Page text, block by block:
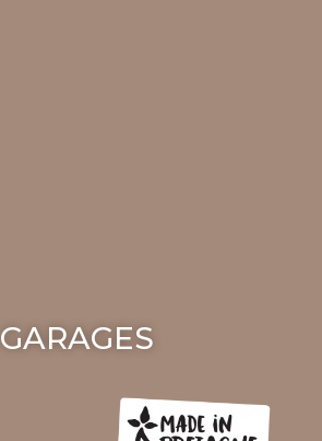
GARAGES